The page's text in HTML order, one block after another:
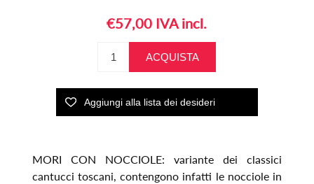
€57,00 IVA incl.
MORI CON NOCCIOLE: variante dei classici
cantucci toscani, contengono infatti le nocciole in